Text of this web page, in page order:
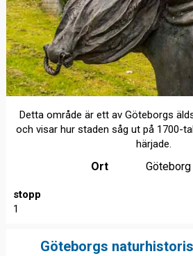
Detta område är ett av Göteborgs
och visar hur staden såg ut på 1700-
härjade.
Ort Göteborg
stopp
1
Göteborgs